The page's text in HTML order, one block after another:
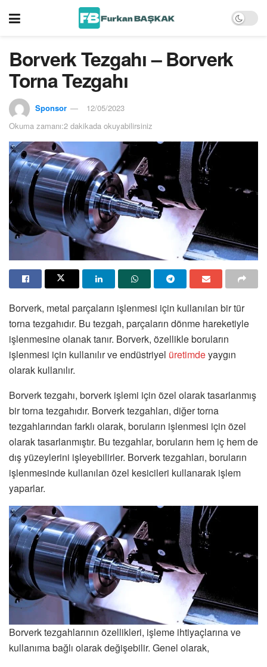
Borverk Tezgahı – Borverk
Torna Tezgahı
Sponsor
12/05/2023
Okuma zamanı:2 dakikada okuyabilirsiniz
Borverk, metal parçaların işlenmesi için kullanılan bir tür
torna tezgahıdır. Bu tezgah, parçaların dönme hareketiyle
işlenmesine olanak tanır. Borverk, özellikle boruların
işlenmesi için kullanılır ve endüstriyel üretimdeyaygın
olarak kullanılır.
Borverk tezgahı, borverk işlemi için özel olarak tasarlanmış
bir torna tezgahıdır. Borverk tezgahları, diğer torna
tezgahlarından farklı olarak, boruların işlenmesi için özel
olarak tasarlanmıştır. Bu tezgahlar, boruların hem iç hem de
dış yüzeylerini işleyebilirler. Borverk tezgahları, boruların
işlenmesinde kullanılan özel kesicileri kullanarak işlem
yaparlar.
Borverk tezgahlarının özellikleri, işleme ihtiyaçlarına ve
kullanıma bağlı olarak değişebilir. Genel olarak,